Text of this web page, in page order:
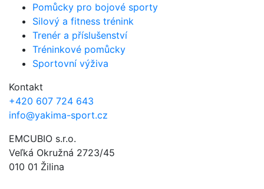
Pomůcky pro bojové sporty
Silový a fitness trénink
Trenér a příslušenství
Tréninkové pomůcky
Sportovní výživa
Kontakt
+420 607 724 643
info@yakima-sport.cz
EMCUBIO s.r.o.
Veľká Okružná 2723/45
010 01 Žilina